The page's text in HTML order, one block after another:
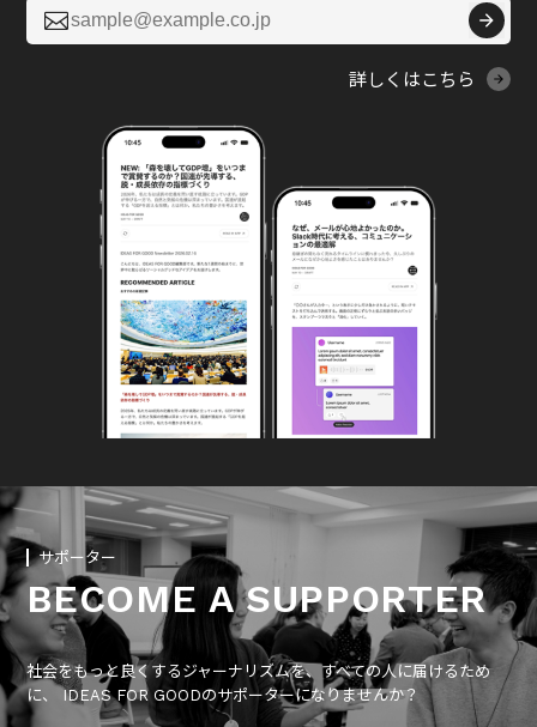

詳しくはこちら
サポーター
BECOME A SUPPORTER
社会をもっと良くするジャーナリズムを、すべての人に届けるため
に、 IDEAS FOR GOODのサポーターになりませんか？